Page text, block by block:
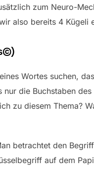
zum Neuro-
also bereits 4 Kügeli
Wortes suchen,
die Buchstaben
zu diesem Thema?
betrachtet den
auf dem